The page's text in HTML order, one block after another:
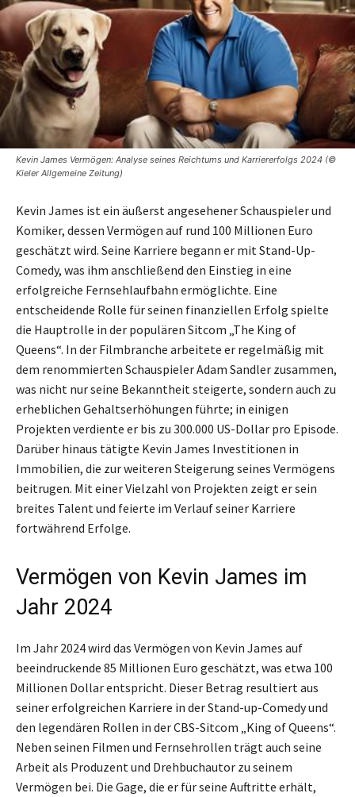
Kevin James Vermögen: Analyse seines Reichtums und Karriererfolgs 2024 (©
Kieler Allgemeine Zeitung)
Kevin James ist ein äußerst angesehener Schauspieler und
Komiker, dessen Vermögen auf rund 100 Millionen Euro
geschätzt wird. Seine Karriere begann er mit Stand-Up-
Comedy, was ihm anschließend den Einstieg in eine
erfolgreiche Fernsehlaufbahn ermöglichte. Eine
entscheidende Rolle für seinen finanziellen Erfolg spielte
die Hauptrolle in der populären Sitcom „The King of
Queens“. In der Filmbranche arbeitete er regelmäßig mit
dem renommierten Schauspieler Adam Sandler zusammen,
was nicht nur seine Bekanntheit steigerte, sondern auch zu
erheblichen Gehaltserhöhungen führte; in einigen
Projekten verdiente er bis zu 300.000 US-Dollar pro Episode.
Darüber hinaus tätigte Kevin James Investitionen in
Immobilien, die zur weiteren Steigerung seines Vermögens
beitrugen. Mit einer Vielzahl von Projekten zeigt er sein
breites Talent und feierte im Verlauf seiner Karriere
fortwährend Erfolge.
Vermögen von Kevin James im
Jahr 2024
Im Jahr 2024 wird das Vermögen von Kevin James auf
beeindruckende 85 Millionen Euro geschätzt, was etwa 100
Millionen Dollar entspricht. Dieser Betrag resultiert aus
seiner erfolgreichen Karriere in der Stand-up-Comedy und
den legendären Rollen in der CBS-Sitcom „King of Queens“.
Neben seinen Filmen und Fernsehrollen trägt auch seine
Arbeit als Produzent und Drehbuchautor zu seinem
Vermögen bei. Die Gage, die er für seine Auftritte erhält,